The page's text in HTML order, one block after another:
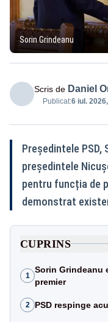
Sorin Grindeanu
Scris de Daniel
Publicat:6 iul.
Președintele PSD,
președintele
pentru funcția de
demonstrat
CUPRINS
1
Sorin Grindeanu
premier
2 PSD respinge